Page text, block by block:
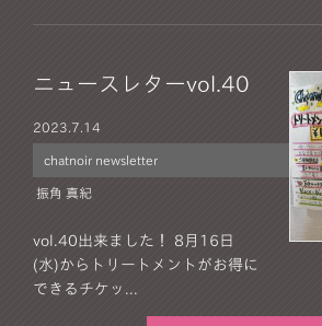
ニュースレターvol.40
2023. 7.14
chatnoir newsletter
振角 真紀
vol.40出来ました！ 8月16日
(水)からトリートメントがお得に
できるチケッ...